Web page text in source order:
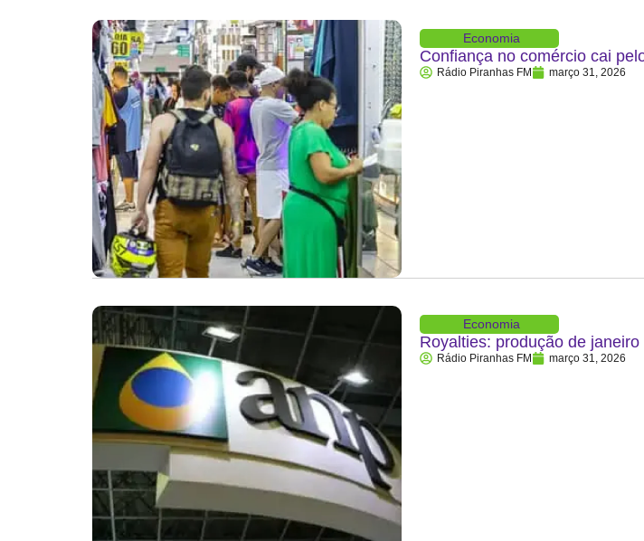
Economia
Confiança no comércio cai
Rádio Piranhas FM março 31, 2026
Economia
Royalties: produção de
Rádio Piranhas FM março 31, 2026